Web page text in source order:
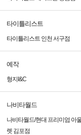
타이틀리스트
타이틀리스트 인천 서구점
예작
형지I&C
나비타월드
나비타월드/현대 프리미엄 아
렛 김포점